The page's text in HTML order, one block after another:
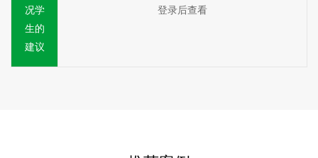
况学
生的
建议
登录后查看